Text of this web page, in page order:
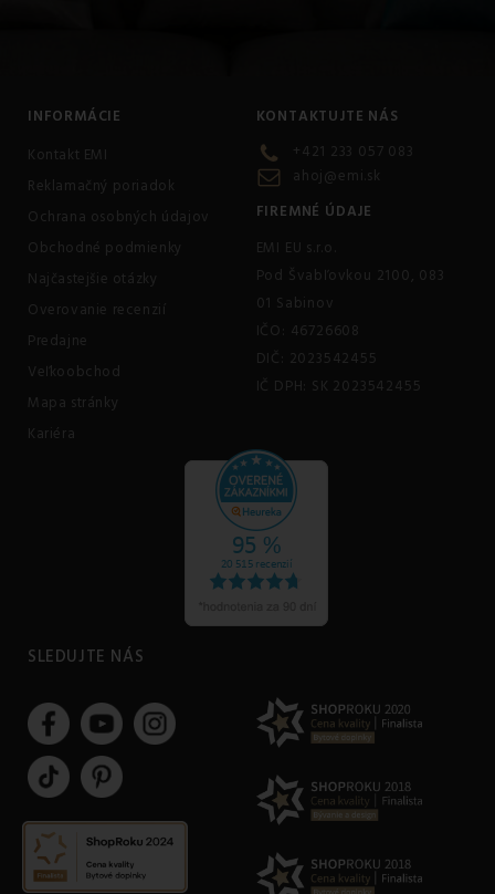
INFORMÁCIE
Kontakt EMI
Reklamačný poriadok
Ochrana osobných údajov
Obchodné podmienky
Najčastejšie otázky
Overovanie recenzií
Predajne
Veľkoobchod
Mapa stránky
Kariéra
KONTAKTUJTE NÁS
+421 233 057 083
ahoj@emi.sk
FIREMNÉ ÚDAJE
EMI EU s.r.o.
Pod Švabľovkou 2100, 083
01 Sabinov
IČO: 46726608
DIČ: 2023542455
IČ DPH: SK 2023542455
SLEDUJTE NÁS